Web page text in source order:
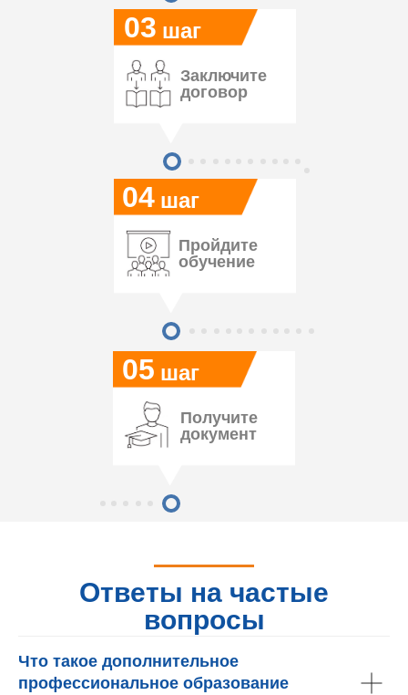
05
04
03 шаг
шаг
шаг
Заключите
договор
Пройдите
обучение
Получите
документ
Ответы на частые
вопросы
Что такое дополнительное
профессиональное образование